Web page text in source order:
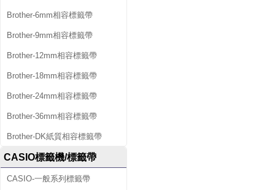
Brother-6mm相容標籤帶
Brother-9mm相容標籤帶
Brother-12mm相容標籤帶
Brother-18mm相容標籤帶
Brother-24mm相容標籤帶
Brother-36mm相容標籤帶
Brother-DK紙質相容標籤帶
CASIO標籤機/標籤帶
CASIO-一般系列標籤帶